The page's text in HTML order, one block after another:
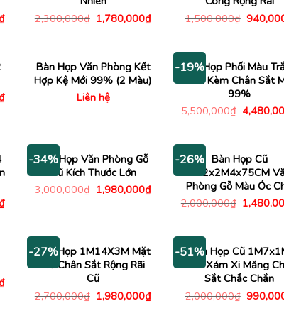
₫Giá
2,300,000₫ Giá
gốc
1,780,000₫Giá
1,780,000₫.
1,500,000₫ Giá
₫Giá
Bàn Họp Văn Phòng Kết
Hợp Kệ Mới 99% (2 Màu)
Liên hệ
-19%
Bàn Họp Phối Màu
Đen Kèm Chân Sắt
99%
5,500,000₫ Giá
gốc
₫Giá
1,480,000₫.
-34%
Bàn Họp Văn Phòng Gỗ
Cũ Kích Thước Lớn
3,000,000₫ Giá
gốc
1,980,000₫Giá
-26% Bàn Họp Cũ
1M2x2M4x75CM
Phòng Gỗ Màu Óc
2,000,000₫ Giá
gốc
₫Giá
-27%
Bàn Họp 1M14X3M Mặt
Gỗ Chân Sắt Rộng Rãi
Cũ
2,700,000₫ Giá
gốc
1,980,000₫Giá
-51%Bàn Họp Cũ
Màu Xám Xi Măng
Sắt Chắc Chắn
2,000,000₫ Giá